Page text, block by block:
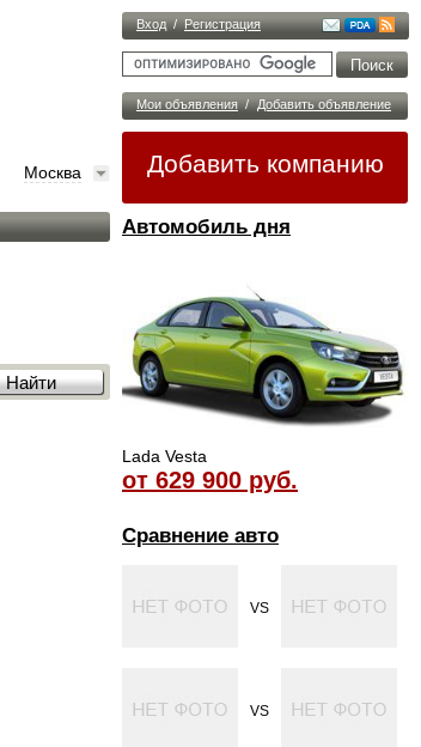
Вход / Регистрация
Мои объявления / Добавить объявление
Добавить компанию
Автомобиль дня
Lada Vesta
от 629 900 руб.
Сравнение авто
VS
VS
Москва